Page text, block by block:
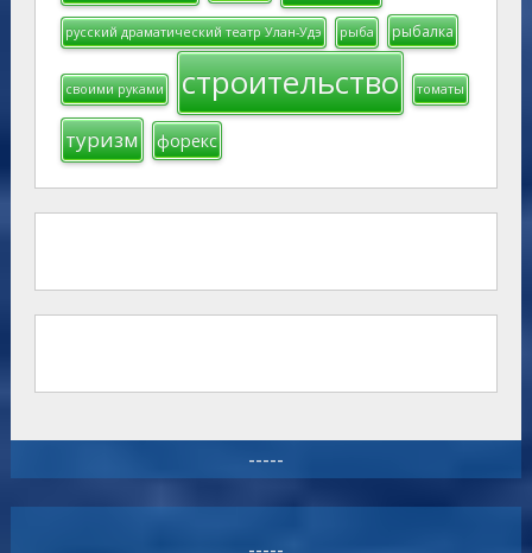
русский драматический театр Улан-Удэ рыба рыбалка
своими руками строительство томаты
туризм форекс
-----